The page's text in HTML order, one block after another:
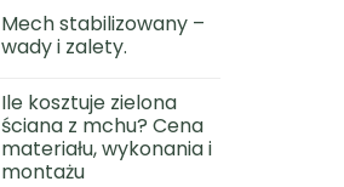
Mech stabilizowany –
wady i zalety.
Ile kosztuje zielona
ściana z mchu? Cena
materiału, wykonania i
montażu